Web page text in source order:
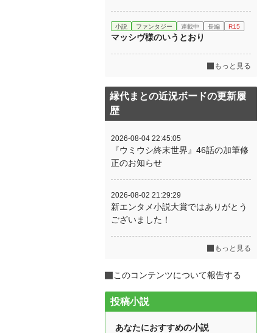
小説 ファンタジー 連載中 長編 R15
マッシヴ様のいうとおり
もっと見る
縁代まとの近況ボードの更新履
歴
2026-08-04 22:45:05
『ウミウシ終末世界』46話の加筆修
正のお知らせ
2026-08-02 21:29:29
新エンタメ小説大賞ではありがとう
ございました！
もっと見る
このコンテンツについて報告する
投稿小説
あなたにおすすめの小説